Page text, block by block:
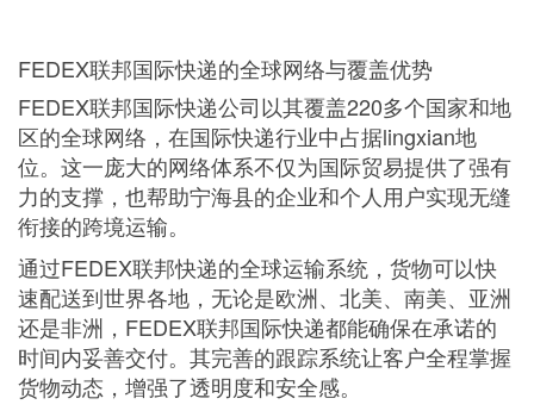
FEDEX联邦国际快递的全球网络与覆盖优势
FEDEX联邦国际快递公司以其覆盖220多个国家和地
区的全球网络，在国际快递行业中占据lingxian地
位。这一庞大的网络体系不仅为国际贸易提供了强有
力的支撑，也帮助宁海县的企业和个人用户实现无缝
衔接的跨境运输。
通过FEDEX联邦快递的全球运输系统，货物可以快
速配送到世界各地，无论是欧洲、北美、南美、亚洲
还是非洲，FEDEX联邦国际快递都能确保在承诺的
时间内妥善交付。其完善的跟踪系统让客户全程掌握
货物动态，增强了透明度和安全感。